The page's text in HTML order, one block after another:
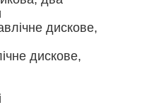
дискове,
дискове,